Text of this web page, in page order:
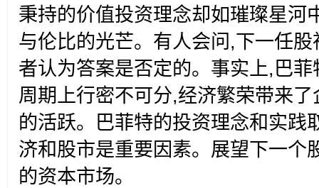
秉持的价值投资理念却如璀璨星河
与伦比的光芒。有人会问,下一任
者认为答案是否定的。事实上,巴
周期上行密不可分,经济繁荣带来
的活跃。巴菲特的投资理念和实践
济和股市是重要因素。展望下一个
的资本市场。